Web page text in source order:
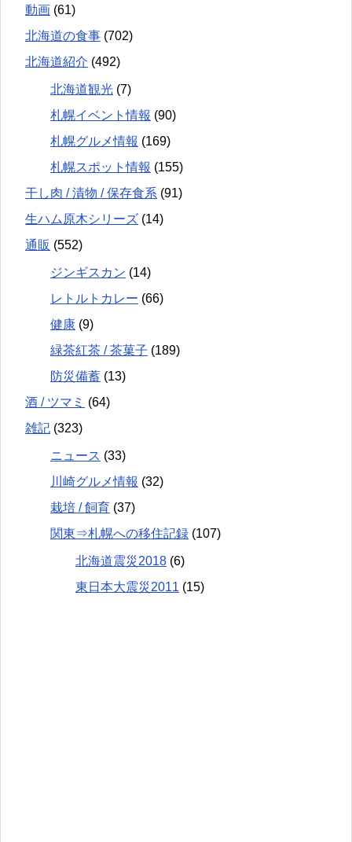
動画 (61)
北海道の食事 (702)
北海道紹介 (492)
北海道観光 (7)
札幌イベント情報 (90)
札幌グルメ情報 (169)
札幌スポット情報 (155)
干し肉 / 漬物 / 保存食系 (91)
生ハム原木シリーズ (14)
通販 (552)
ジンギスカン (14)
レトルトカレー (66)
健康 (9)
緑茶紅茶 / 茶菓子 (189)
防災備蓄 (13)
酒 / ツマミ (64)
雑記 (323)
ニュース (33)
川崎グルメ情報 (32)
栽培 / 飼育 (37)
関東⇒札幌への移住記録 (107)
北海道震災2018 (6)
東日本大震災2011 (15)